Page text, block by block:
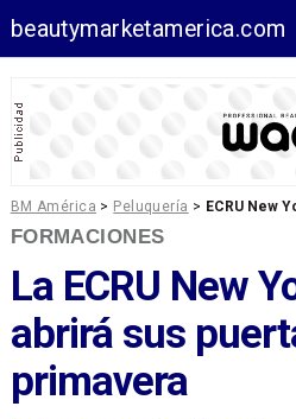
beautymarketamerica.com
BM América > Peluquería > ECRU New
FORMACIONES
La ECRU New
abrirá sus
primavera